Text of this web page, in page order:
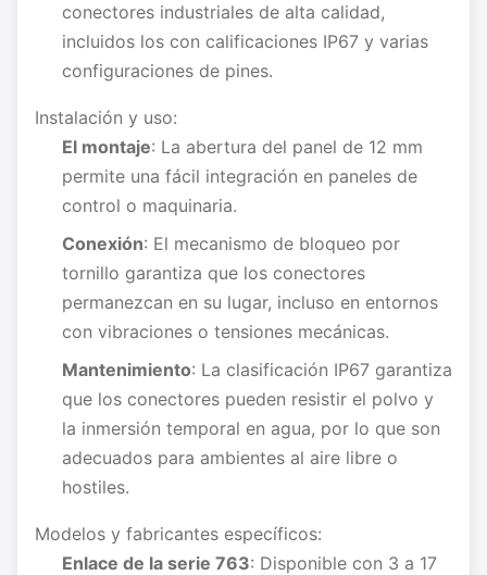
conectores industriales de alta calidad,
incluidos los con calificaciones IP67 y varias
configuraciones de pines.
Instalación y uso:
El montaje: La abertura del panel de 12 mm
permite una fácil integración en paneles de
control o maquinaria.
Conexión: El mecanismo de bloqueo por
tornillo garantiza que los conectores
permanezcan en su lugar, incluso en entornos
con vibraciones o tensiones mecánicas.
Mantenimiento: La clasificación IP67 garantiza
que los conectores pueden resistir el polvo y
la inmersión temporal en agua, por lo que son
adecuados para ambientes al aire libre o
hostiles.
Modelos y fabricantes específicos:
Enlace de la serie 763: Disponible con 3 a 17